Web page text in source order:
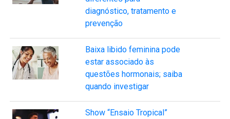
diagnóstico, tratamento e
prevenção
Baixa libido feminina pode
estar associado às
questões hormonais; saiba
quando investigar
Show “Ensaio Tropical”